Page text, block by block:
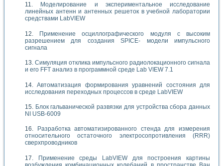
Моделирование и экспериментальное исследование
линейных антенн и антенных решеток в учебной лаборатории
средствами LabVIEW
Применение осциллографического модуля с высоким
разрешением для создания SPICE- модели импульсного
сигнала
Симуляция отклика импульсного радиолокационного сигнала
и его FFT анализ в программной среде Lab VIEW 7.1
Автоматизация формирования уравнений состояния для
исследования переходных процессов в среде LabVIEW
Блок гальванической развязки для устройства сбора данных
NI USB-6009
Разработка автоматизированного стенда для измерения
относительного остаточного электросопротивления (RRR)
сверхпроводников
Применение среды LabVIEW для построения картины